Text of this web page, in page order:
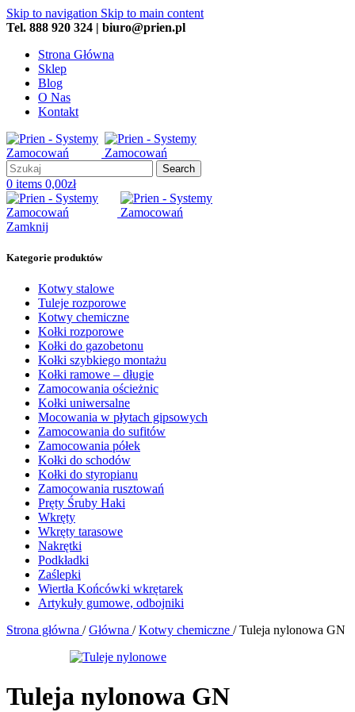
Skip to navigation Skip to main content
Tel. 888 920 324 | biuro@prien.pl
Strona Główna
Sklep
Blog
O Nas
Kontakt
Search
0 items 0,00zł
Zamknij
Kategorie produktów
Kotwy stalowe
Tuleje rozporowe
Kotwy chemiczne
Kołki rozporowe
Kołki do gazobetonu
Kołki szybkiego montażu
Kołki ramowe – długie
Zamocowania ościeżnic
Kołki uniwersalne
Mocowania w płytach gipsowych
Zamocowania do sufitów
Zamocowania półek
Kołki do schodów
Kołki do styropianu
Zamocowania rusztowań
Pręty Śruby Haki
Wkręty
Wkręty tarasowe
Nakrętki
Podkładki
Zaślepki
Wiertła Końcówki wkrętarek
Artykuły gumowe, odbojniki
Strona główna / Główna / Kotwy chemiczne / Tuleja nylonowa GN
Tuleja nylonowa GN